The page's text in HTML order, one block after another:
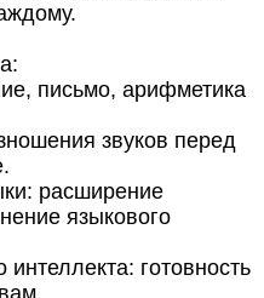
письмо, арифметика
звуков перед
расширение
языкового
готовность